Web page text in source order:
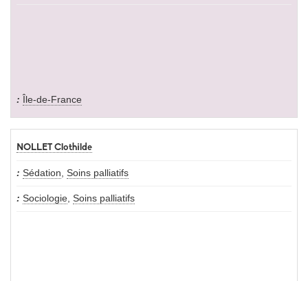
Île-de-France
NOLLET Clothilde
Sédation Soins palliatifs
Sociologie Soins palliatifs